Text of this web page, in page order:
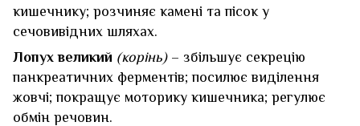
кишечнику; розчиняє камені та пісок у
сечовивідних шляхах.
Лопух великий (корінь)– збільшує секрецію
панкреатичних ферментів; посилює виділення
жовчі; покращує моторику кишечника; регулює
обмін речовин.